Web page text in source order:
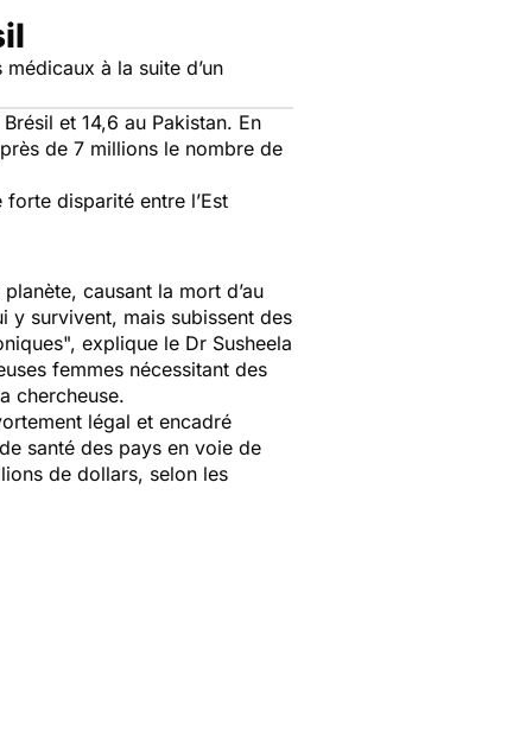
à la suite d’un
et 14,6 au Pakistan. En
de 7 millions le nombre de
disparité entre l’Est
causant la mort d’au
survivent, mais subissent des
explique le Dr Susheela
femmes nécessitant des
chercheuse.
légal et encadré
santé des pays en voie de
de dollars, selon les